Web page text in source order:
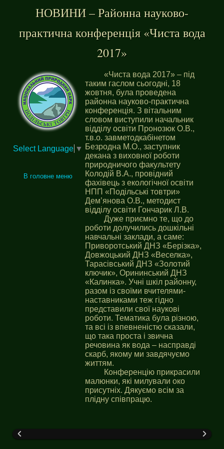
НОВИНИ – Районна науково-
практична конференція «Чиста вода
2017»
Select Language ▼
В головне меню
«Чиста вода 2017» – під
таким гаслом сьогодні, 18
жовтня, була проведена
районна науково-практична
конференція. З вітальним
словом виступили начальник
відділу освіти Пронозюк О.В.,
т.в.о. завметодкабінетом
Безродна М.О., заступник
декана з виховної роботи
природничого факультету
Колодій В.А., провідний
фахівець з екологічної освіти
НПП «Подільські товтри»
Дем’янова О.В., методист
відділу освіти Гончарик Л.В.
Дуже приємно те, що до
роботи долучились дошкільні
навчальні заклади, а саме:
Приворотський ДНЗ «Берізка»,
Довжоцький ДНЗ «Веселка»,
Тарасівський ДНЗ «Золотий
ключик», Орининський ДНЗ
«Калинка». Учні шкіл районну,
разом із своїми вчителями-
наставниками теж гідно
представили свої наукові
роботи. Тематика була різною,
та всі із впевненістю сказали,
що така проста і звична
речовина як вода – насправді
скарб, якому ми завдячуємо
життям.
Конференцію прикрасили
малюнки, які милували око
присутніх. Дякуємо всім за
плідну співпрацю.